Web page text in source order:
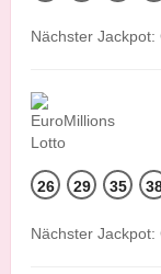
Nächster
26 29 35
Nächster